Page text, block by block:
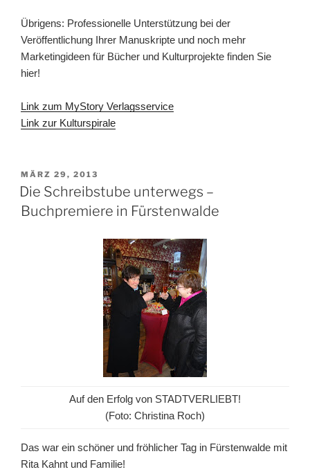
Übrigens: Professionelle Unterstützung bei der
Veröffentlichung Ihrer Manuskripte und noch mehr
Marketingideen für Bücher und Kulturprojekte finden Sie
hier!
Link zum MyStory Verlagsservice
Link zur Kulturspirale
VERÖFFENTLICHT
AM
MÄRZ 29, 2013
Die Schreibstube unterwegs –
Buchpremiere in Fürstenwalde
Auf den Erfolg von STADTVERLIEBT!
(Foto: Christina Roch)
Das war ein schöner und fröhlicher Tag in Fürstenwalde mit
Rita Kahnt und Familie!